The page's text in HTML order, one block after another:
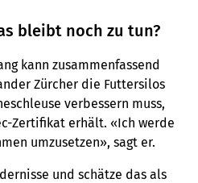
bleibt noch zu tun?
kann zusammenfassend
Zürcher die Futtersilos
verbessern muss,
Zertifikat erhält. «Ich werde
umzusetzen», sagt er.
und schätze das als